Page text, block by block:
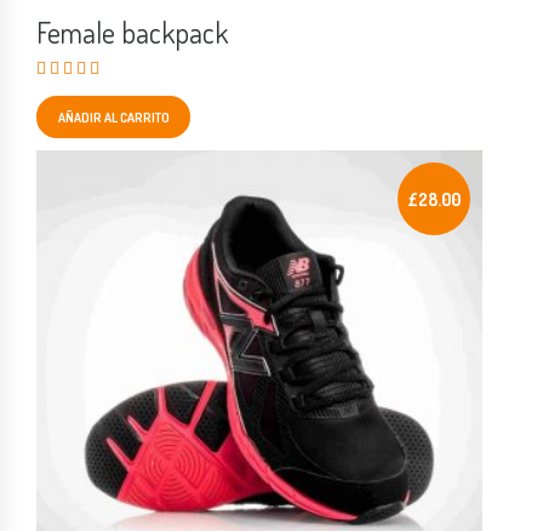
Female backpack
AÑADIR AL CARRITO
£28.00